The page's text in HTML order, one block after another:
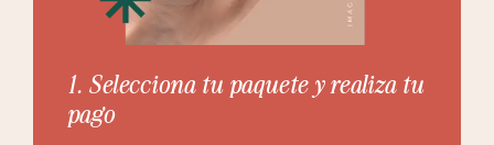
1. Selecciona tu paquete y realiza tu
pago